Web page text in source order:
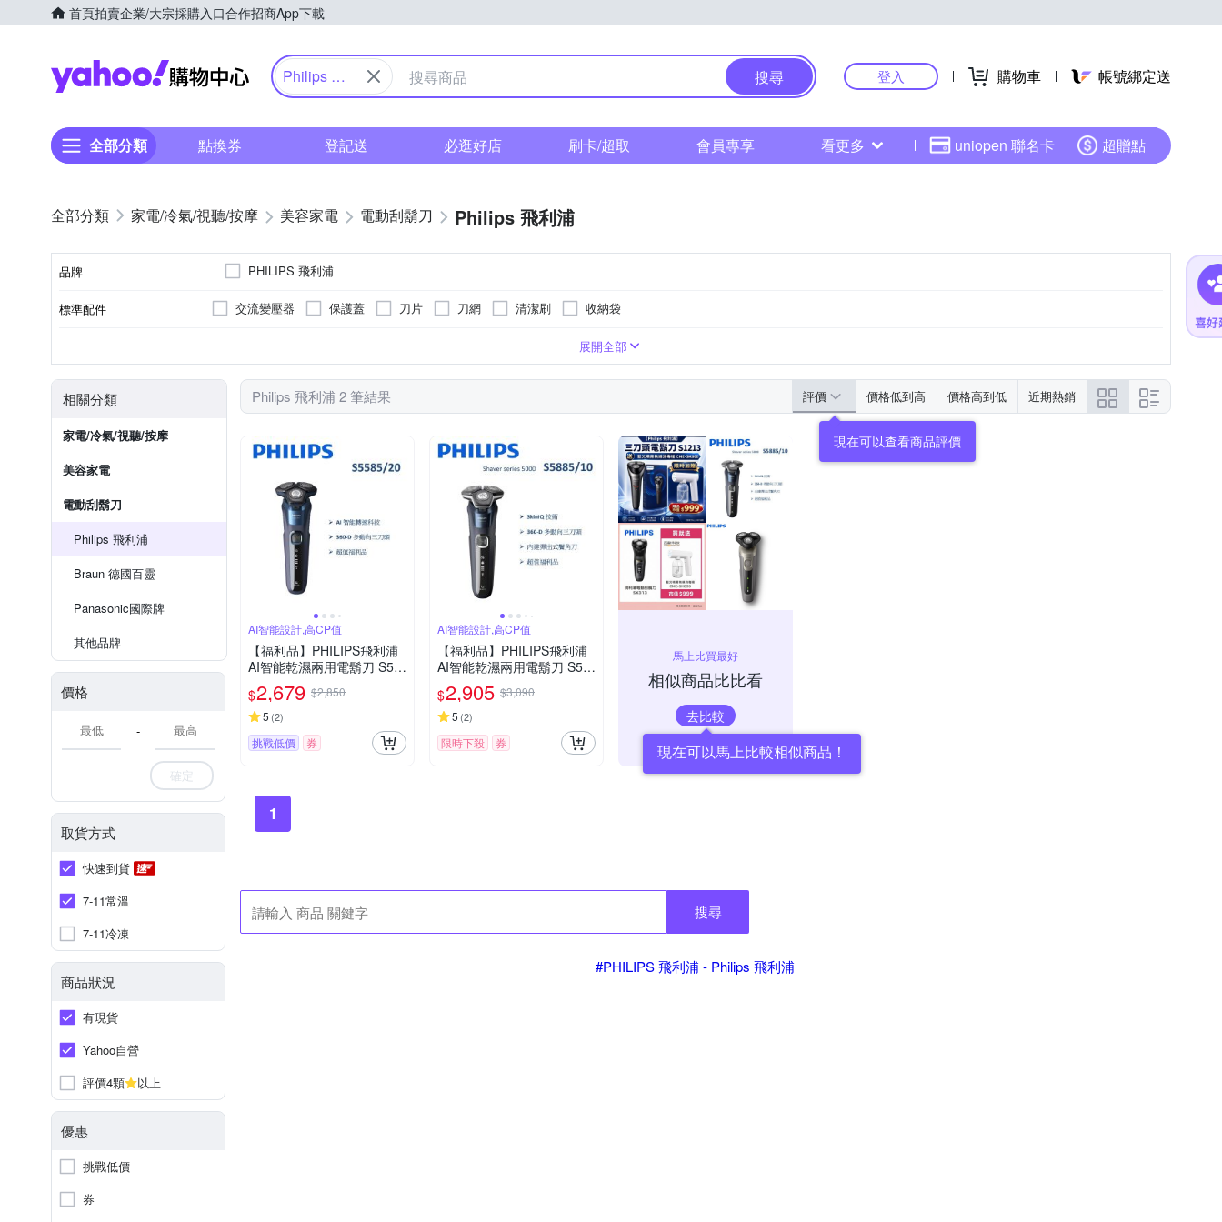
首頁拍賣企業/大宗採購入口合作招商App下載
Yahoo購物中心
Philips 飛
搜尋 登入 購物車 帳號綁定送
全部分類 點換券 登記送 必逛好店 刷卡/超取 會員專享 看更多 uniopen 聯名卡 超贈點
家電/冷氣/視聽/按摩 美容家電 電動刮鬍刀 Philips 飛利浦
品牌 PHILIPS 飛利浦
標準配件 交流變壓器 保護蓋 刀片 刀網 清潔刷 收納袋
展開全部
相關分類
家電/冷氣/視聽/按摩
美容家電
電動刮鬍刀
Philips 飛利浦
Braun 德國百靈
Panasonic國際牌
其他品牌
價格
-
確定
取貨方式
快速到貨
7-11常溫
7-11冷凍
商品狀況
有現貨
Yahoo自營
評價4顆
以上
優惠
挑戰低價
券
Philips 飛利浦 2 筆結果 評價 價格低到高 價格高到低 近期熱銷
現在可以查看商品評價
AI智能設計,高CP值
【福利品】PHILIPS飛利浦
AI智能乾濕兩用電鬍刀 S55
85/20 (一年保固)
$2,679 $2,850
5 (2)
挑戰低價 券
AI智能設計,高CP值
【福利品】PHILIPS飛利浦
AI智能乾濕兩用電鬍刀 S58
85/10 (一年保固)
$2,905 $3,090
5 (2)
限時下殺 券
馬上比買最好
相似商品比比看
去比較
現在可以馬上比較相似商品！
1
搜尋
#PHILIPS 飛利浦 - Philips 飛利浦